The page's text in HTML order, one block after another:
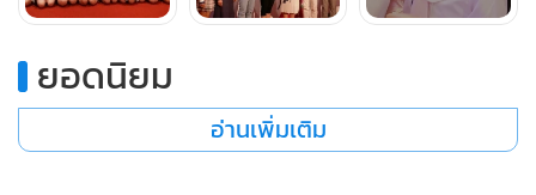
จะรู้สึกผูกพันกับที่นี่มาก มันเหมือนถ้าพูดถึง BNK จะนึกถึง BNK
ซึ่งหนักพอสมควร เราผ่านอะไรมาเยอะ จึงตื่นเต้นว่าวันนี้จะทำ
ออกมาได้ดีหรือไม่ หลายคนคาดหวังว่าน่าจะออกมาดีพวกเรา
ต้องขอบคุณผู้บริหารทุกท่าน ที่ทำให้สถานที่นี้เป็นบ้าน จริงๆ ที่
ยอดนิยม
อ่านเพิ่มเติม